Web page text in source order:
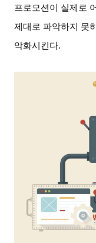
프로모션이 실제로
제대로 파악하지 못
악화시킨다.